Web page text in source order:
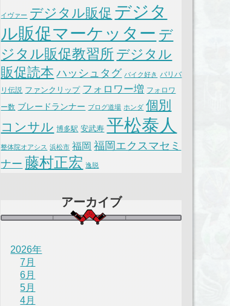
イヴァー デジタル販促 デジタ
ル販促マーケッター デ
ジタル販促教習所 デジタル
販促読本 ハッシュタグ バイク好き バリバ
リ伝説 ファンクリップ フォロワー増 フォロワ
ー数 ブレードランナー ブログ道場 ホンダ 個別
コンサル 博多駅 安武寿 平松泰人
整体院オアシス 浜松市 福岡 福岡エクスマセミ
ナー 藤村正宏 逸脱
アーカイブ
2026年
7月
6月
5月
4月